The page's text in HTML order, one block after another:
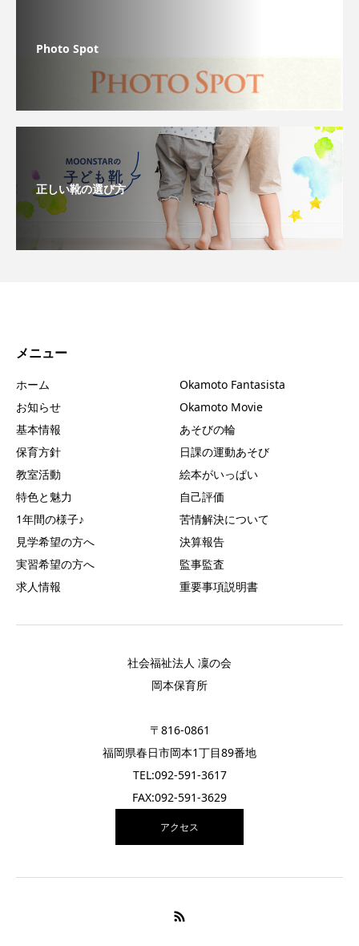
Photo Spot
正しい靴の選び方
メニュー
ホーム
お知らせ
基本情報
保育方針
教室活動
特色と魅力
1年間の様子♪
見学希望の方へ
実習希望の方へ
求人情報
Okamoto Fantasista
Okamoto Movie
あそびの輪
日課の運動あそび
絵本がいっぱい
自己評価
苦情解決について
決算報告
監事監査
重要事項説明書
社会福祉法人 凜の会
岡本保育所
〒816-0861
福岡県春日市岡本1丁目89番地
TEL:092-591-3617
FAX:092-591-3629
アクセス